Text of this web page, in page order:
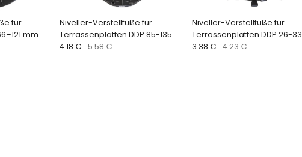
für
mm
2–4 mm)
Niveller-Verstellfüße für
Terrassenplatten DDP 85-135
mm (1 Stk.)
4.18 € 5.58 €
Niveller-Verstellfüße für
Terrassenplatten DDP 26-33
mm (1 Stk.)
3.38 € 4.23 €